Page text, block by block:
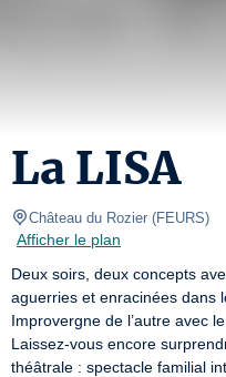
La LISA
Château du Rozier (FEURS)
Afficher le plan
Deux soirs, deux concepts
aguerries et enracinées dans
Improvergne de l’autre avec
Laissez-vous encore
théâtrale : spectacle familial